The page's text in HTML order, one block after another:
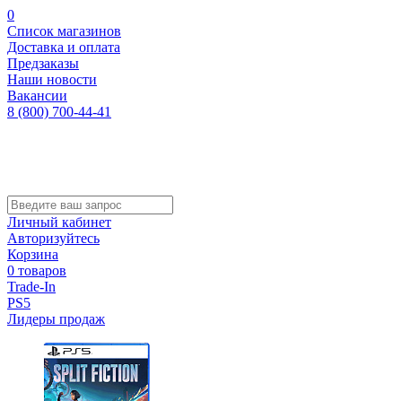
0
Список магазинов
Доставка и оплата
Предзаказы
Наши новости
Вакансии
8 (800) 700-44-41
Личный кабинет
Авторизуйтесь
Корзина
0 товаров
Trade-In
PS5
Лидеры продаж